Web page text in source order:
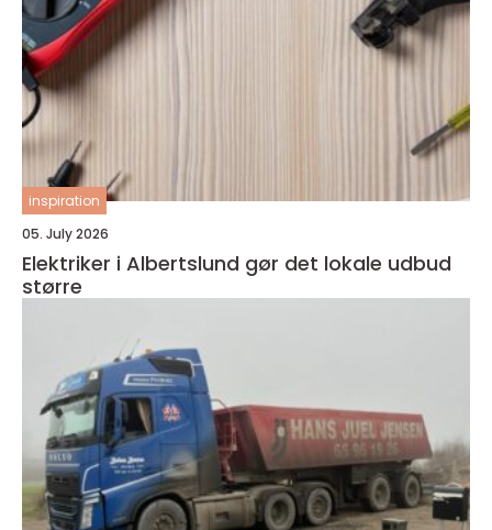
inspiration
05. July 2026
Elektriker i Albertslund gør det lokale udbud
større